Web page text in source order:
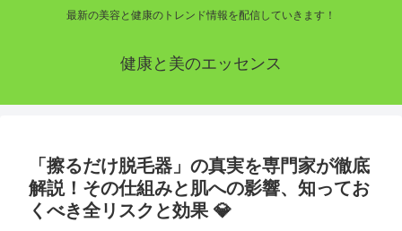
最新の美容と健康のトレンド情報を配信していきます！
健康と美のエッセンス
「擦るだけ脱毛器」の真実を専門家が徹底
解説！その仕組みと肌への影響、知ってお
くべき全リスクと効果 💎